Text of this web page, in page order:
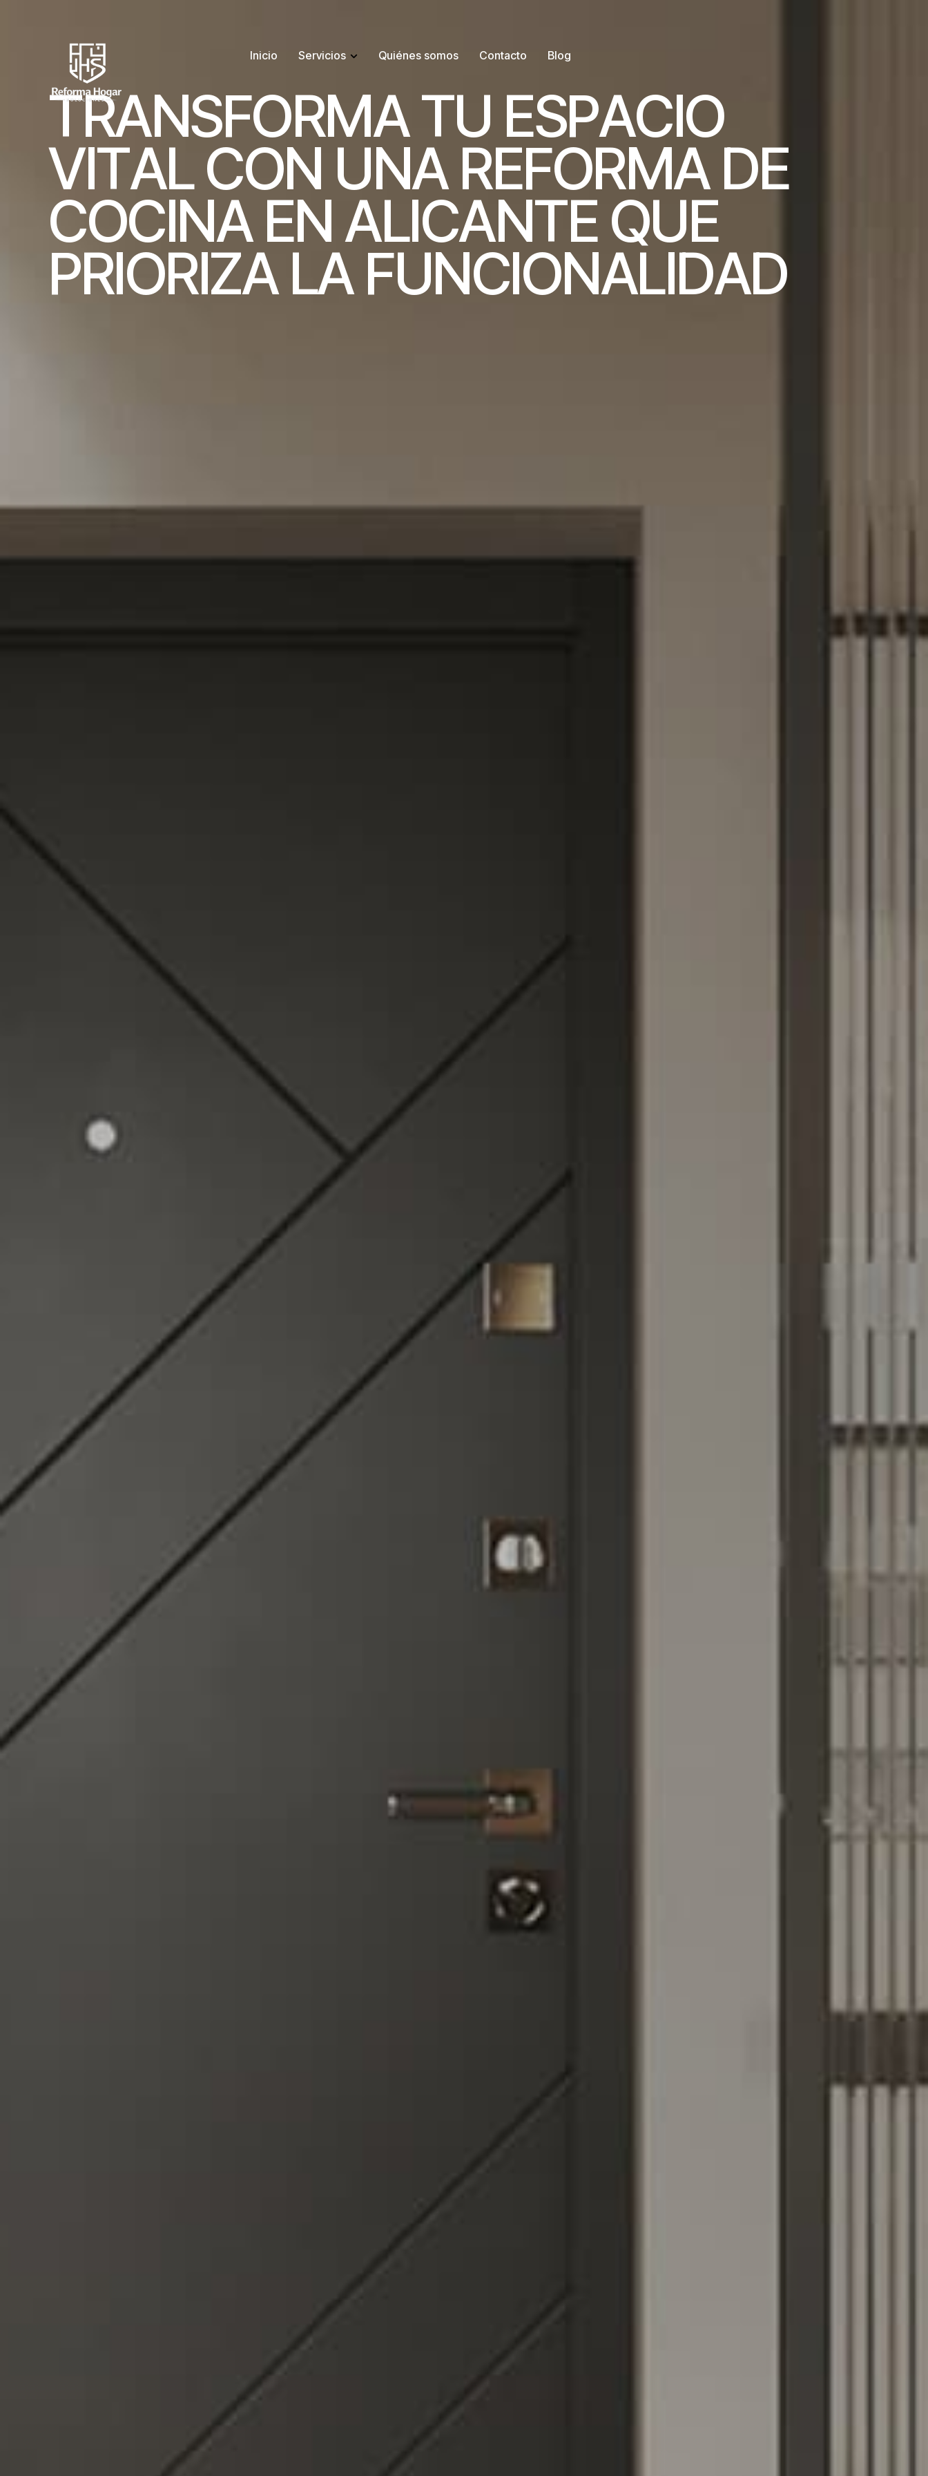
Inicio Servicios Quiénes somos Contacto Blog
TRANSFORMATU ESPACIO
VITALCON UNA REFORMA DE
COCINA ENALICANTEQUE
PRIORIZA LA FUNCIONALIDAD